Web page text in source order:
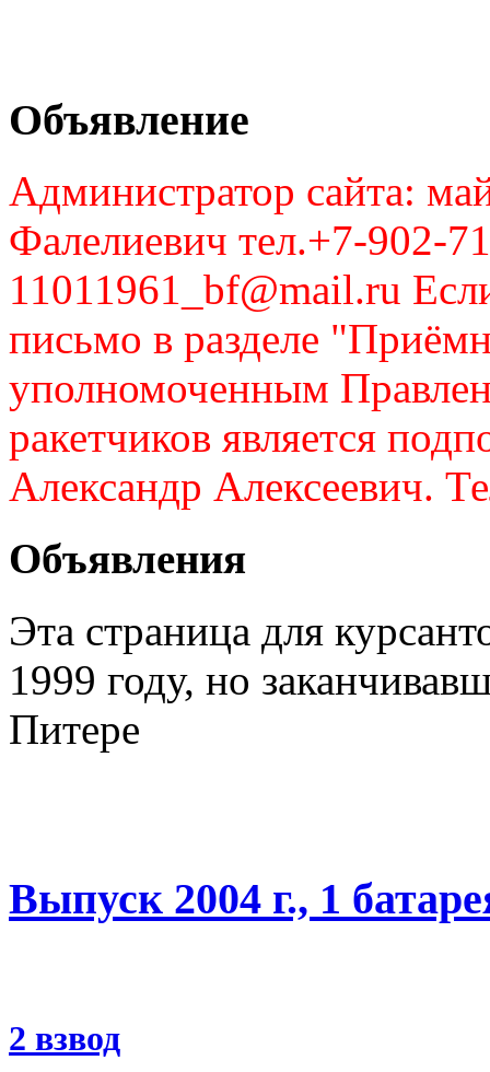
Объявление
Администратор сайта:
Фалелиевич тел.+7-902-
11011961_bf@mail.ru
письмо в разделе
уполномоченным
ракетчиков является
Александр Алексеевич.
Объявления
Эта страница для
1999 году, но
Питере
Выпуск 2004 г., 1
2 взвод